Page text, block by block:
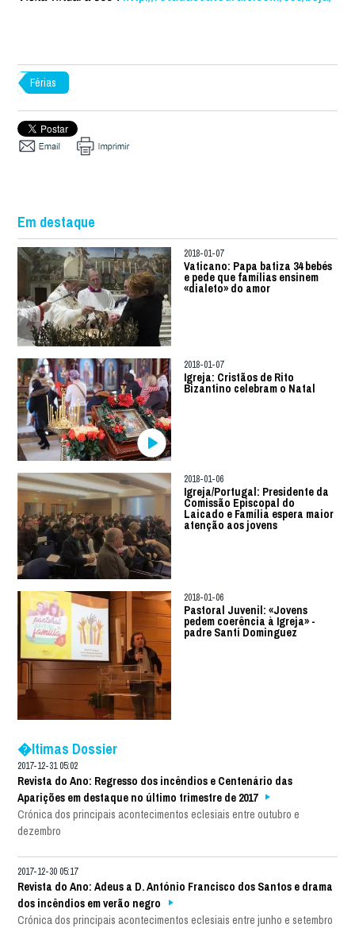
Férias
Em destaque
2018-01-07
Vaticano: Papa batiza 34 bebés
e pede que famílias ensinem
«dialeto» do amor
2018-01-07
Igreja: Cristãos de Rito
Bizantino celebram o Natal
2018-01-06
Igreja/Portugal: Presidente da
Comissão Episcopal do
Laicado e Família espera maior
atenção aos jovens
2018-01-06
Pastoral Juvenil: «Jovens
pedem coerência à Igreja» -
padre Santi Dominguez
�ltimas Dossier
2017-12-31 05:02
Revista do Ano: Regresso dos incêndios e Centenário das
Aparições em destaque no último trimestre de 2017
Crónica dos principais acontecimentos eclesiais entre outubro e
dezembro
2017-12-30 05:17
Revista do Ano: Adeus a D. António Francisco dos Santos e drama
dos incêndios em verão negro
Crónica dos principais acontecimentos eclesiais entre junho e setembro